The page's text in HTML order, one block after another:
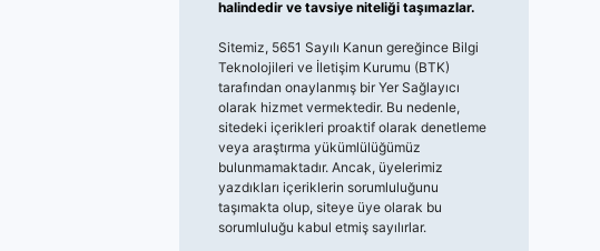
halindedir ve tavsiye niteliği taşımazlar.
Sitemiz, 5651 Sayılı Kanun gereğince Bilgi
Teknolojileri ve İletişim Kurumu (BTK)
tarafından onaylanmış bir Yer Sağlayıcı
olarak hizmet vermektedir. Bu nedenle,
sitedeki içerikleri proaktif olarak denetleme
veya araştırma yükümlülüğümüz
bulunmamaktadır. Ancak, üyelerimiz
yazdıkları içeriklerin sorumluluğunu
taşımakta olup, siteye üye olarak bu
sorumluluğu kabul etmiş sayılırlar.